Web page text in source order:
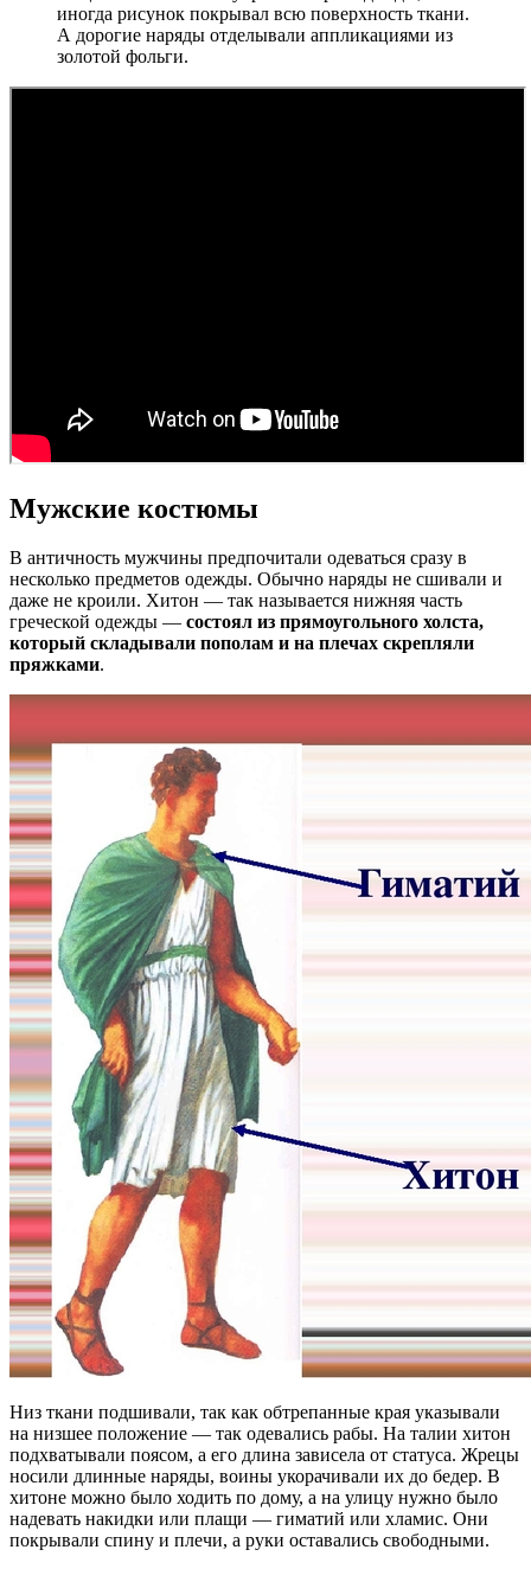
иногда рисунок покрывал всю поверхность ткани.
А дорогие наряды отделывали аппликациями из
золотой фольги.
Мужские костюмы
В античность мужчины предпочитали одеваться сразу в
несколько предметов одежды. Обычно наряды не сшивали и
даже не кроили. Хитон — так называется нижняя часть
греческой одежды — состоял из прямоугольного холста,
который складывали пополам и на плечах скрепляли
пряжками.
Низ ткани подшивали, так как обтрепанные края указывали
на низшее положение — так одевались рабы. На талии хитон
подхватывали поясом, а его длина зависела от статуса. Жрецы
носили длинные наряды, воины укорачивали их до бедер. В
хитоне можно было ходить по дому, а на улицу нужно было
надевать накидки или плащи — гиматий или хламис. Они
покрывали спину и плечи, а руки оставались свободными.